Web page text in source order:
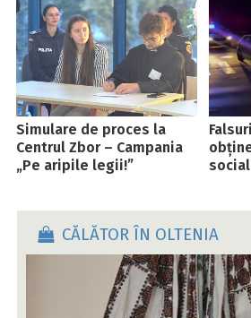
Simulare de proces la
Centrul Zbor – Campania
„Pe aripile legii!”
CĂLĂTOR ÎN OLTENIA